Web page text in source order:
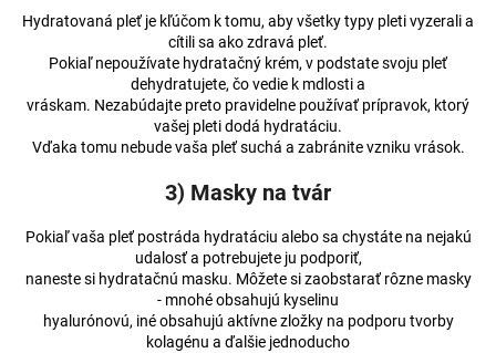
Hydratovaná pleť je kľúčom k tomu, aby všetky typy pleti vyzerali a
cítili sa ako zdravá pleť.
Pokiaľ nepoužívate hydratačný krém, v podstate svoju pleť
dehydratujete, čo vedie k mdlosti a
vráskam. Nezabúdajte preto pravidelne používať prípravok, ktorý
vašej pleti dodá hydratáciu.
Vďaka tomu nebude vaša pleť suchá a zabránite vzniku vrások.
3) Masky na tvár
Pokiaľ vaša pleť postráda hydratáciu alebo sa chystáte na nejakú
udalosť a potrebujete ju podporiť,
naneste si hydratačnú masku. Môžete si zaobstarať rôzne masky
- mnohé obsahujú kyselinu
hyalurónovú, iné obsahujú aktívne zložky na podporu tvorby
kolagénu a ďalšie jednoducho